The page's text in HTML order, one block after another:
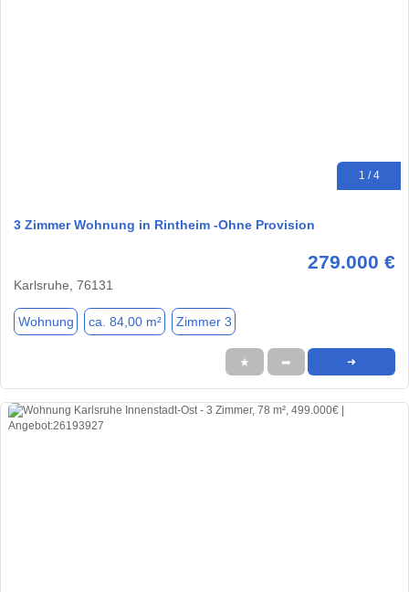
1 / 4
3 Zimmer Wohnung in Rintheim -Ohne Provision
279.000 €
Karlsruhe, 76131
Wohnung ca. 84,00 m² Zimmer 3
★ ➦ ➜